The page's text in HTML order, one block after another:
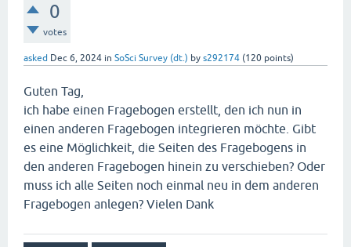
0
votes
asked Dec 6, 2024 in SoSci Survey (dt.) by s292174 (120 points)
Guten Tag,
ich habe einen Fragebogen erstellt, den ich nun in
einen anderen Fragebogen integrieren möchte. Gibt
es eine Möglichkeit, die Seiten des Fragebogens in
den anderen Fragebogen hinein zu verschieben? Oder
muss ich alle Seiten noch einmal neu in dem anderen
Fragebogen anlegen? Vielen Dank